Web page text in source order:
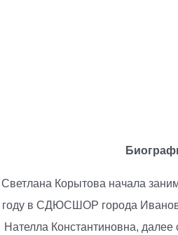
Светлана Корытова начала
году в СДЮСШОР города
Нателла Константиновна,